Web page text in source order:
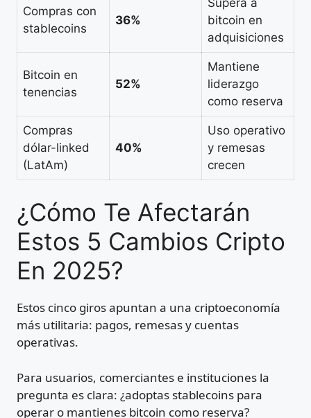
Compras con
stablecoins
36%
bitcoin en
adquisiciones
Bitcoin en
tenencias
52%
Mantiene
liderazgo
como reserva
Compras
dólar-linked
(LatAm)
40%
Uso operativo
y remesas
crecen
¿Cómo Te Afectarán
Estos 5 Cambios Cripto
En 2025?
Estos cinco giros apuntan a una criptoeconomía
más utilitaria: pagos, remesas y cuentas
operativas.
Para usuarios, comerciantes e instituciones la
pregunta es clara: ¿adoptas stablecoins para
operar o mantienes bitcoin como reserva?